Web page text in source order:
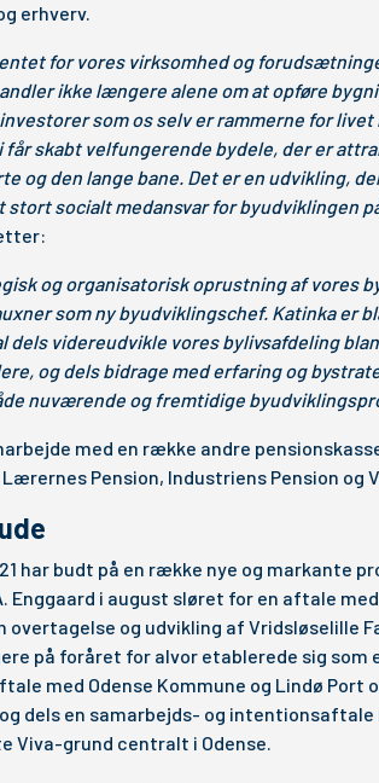
erhverv.
for vores virksomhed og
ikke længere alene om at opføre
som os selv er rammerne for livet
skabt velfungerende bydele, der er
og den lange bane. Det er en udvikling,
socialt medansvar for byudviklingen
og organisatorisk oprustning af vores
som ny byudviklingschef. Katinka er
videreudvikle vores bylivsafdeling
og dels bidrage med erfaring og
nuværende og fremtidige
med en række andre
Pension, Industriens Pension og
har budt på en række nye og markante
Enggaard i august sløret for en aftale
overtagelse og udvikling af Vridsløselille
på foråret for alvor etablerede sig som
med Odense Kommune og Lindø Port
dels en samarbejds- og intentionsaftale
Viva-grund centralt i Odense.